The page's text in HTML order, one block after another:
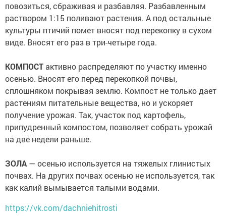
повозиться, сбраживая и разбавляя. Разбавленным
раствором 1:15 поливают растения. А под остальные
культуры птичий помет вносят под перекопку в сухом
виде. Вносят его раз в три-четыре года.
КОМПОСТактивно распределяют по участку именно
осенью. Вносят его перед перекопкой почвы,
сплошняком покрывая землю. Компост не только дает
растениям питательные вещества, но и ускоряет
получение урожая. Так, участок под картофель,
припудренный компостом, позволяет собрать урожай
на две недели раньше.
ЗОЛА — осенью используется на тяжелых глинистых
почвах. На других почвах осенью не используется, так
как калий вымывается талыми водами.
https://vk.com/dachniehitrosti